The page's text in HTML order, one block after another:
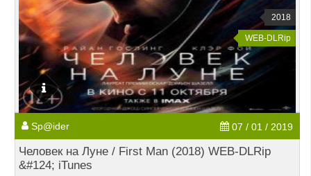
2018
WEB-DLRip
Sp@ider 07 / 01 / 2019
Человек на Луне / First Man (2018) WEB-DLRip
&#124; iTunes